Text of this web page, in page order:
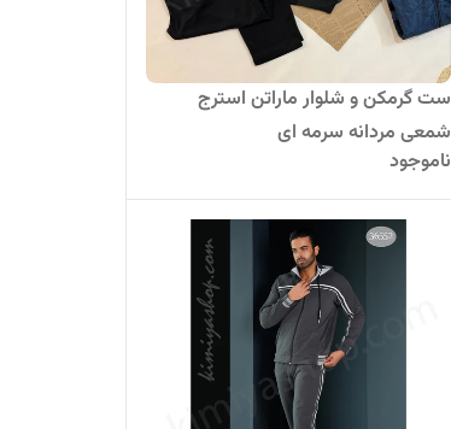
ست گرمکن و شلوار ماراتن استرج
شمعی مردانه سرمه ای
ناموجود